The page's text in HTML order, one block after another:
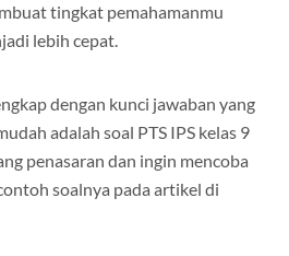
tingkat pemahamanmu
lebih cepat.
dengan kunci jawaban yang
adalah soal PTS IPS kelas 9
penasaran dan ingin mencoba
soalnya pada artikel di